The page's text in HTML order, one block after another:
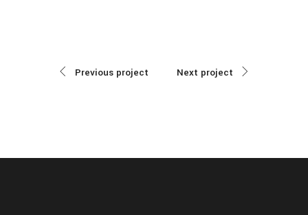
Previous project Next project